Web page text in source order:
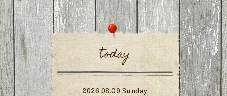
today
2026.08.09 Sunday